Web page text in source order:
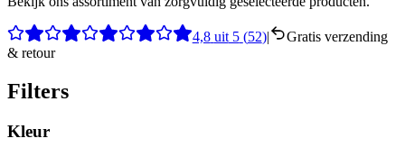
4,8 uit5 (52)|
Gratis verzending
& retour
Filters
Kleur